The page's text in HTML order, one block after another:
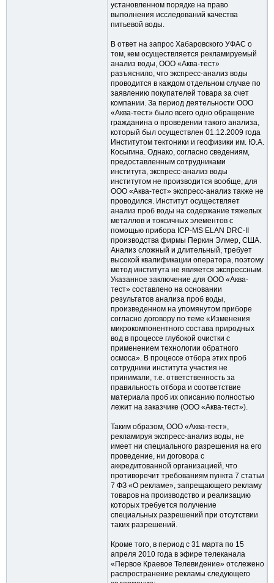
установленном порядке на право
выполнения исследований качества
питьевой воды.
В ответ на запрос Хабаровского УФАС о
том, кем осуществляется рекламируемый
анализ воды, ООО «Аква-тест»
разъяснило, что экспресс-анализ воды
проводится в каждом отдельном случае по
заявлению покупателей товара за счет
компании. За период деятельности ООО
«Аква-тест» было всего одно обращение
гражданина о проведении такого анализа,
который был осуществлен 01.12.2009 года
Институтом тектоники и геофизики им. Ю.А.
Косыгина. Однако, согласно сведениям,
предоставленным сотрудниками
института, экспресс-анализ воды
институтом не производится вообще, для
ООО «Аква-тест» экспресс-анализ также не
проводился. Институт осуществляет
анализ проб воды на содержание тяжелых
металлов и токсичных элементов с
помощью прибора ICP-MS ELAN DRC-II
производства фирмы Перкин Элмер, США.
Анализ сложный и длительный, требует
высокой квалификации оператора, поэтому
метод института не является экспрессным.
Указанное заключение для ООО «Аква-
тест» составлено на основании
результатов анализа проб воды,
произведенном на упомянутом приборе
согласно договору по теме «Изменения
микрокомпонентного состава природных
вод в процессе глубокой очистки с
применением технологии обратного
осмоса». В процессе отбора этих проб
сотрудники института участия не
принимали, т.е. ответственность за
правильность отбора и соответствие
материала проб их описанию полностью
лежит на заказчике (ООО «Аква-тест»).
Таким образом, ООО «Аква-тест»,
рекламируя экспресс-анализ воды, не
имеет ни специального разрешения на его
проведение, ни договора с
аккредитованной организацией, что
противоречит требованиям пункта 7 статьи
7 ФЗ «О рекламе», запрещающего рекламу
товаров на производство и реализацию
которых требуется получение
специальных разрешений при отсутствии
таких разрешений.
Кроме того, в период с 31 марта по 15
апреля 2010 года в эфире телеканала
«Первое Краевое Телевидение» отслежено
распространение рекламы следующего